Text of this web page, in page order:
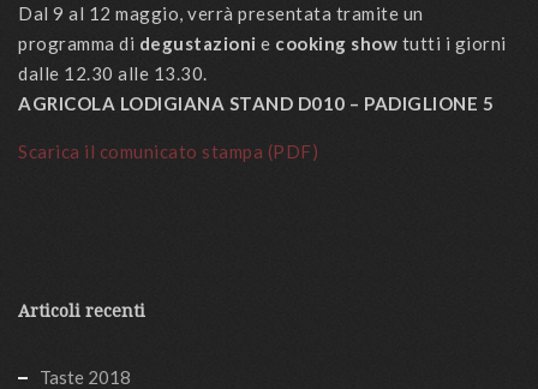
Dal 9 al 12 maggio, verrà presentata tramite un
programma di degustazioni e cooking show tutti i giorni
dalle 12.30 alle 13.30.
AGRICOLA LODIGIANA STAND D010 – PADIGLIONE 5
Scarica il comunicato stampa (PDF)
Articoli recenti
Taste 2018